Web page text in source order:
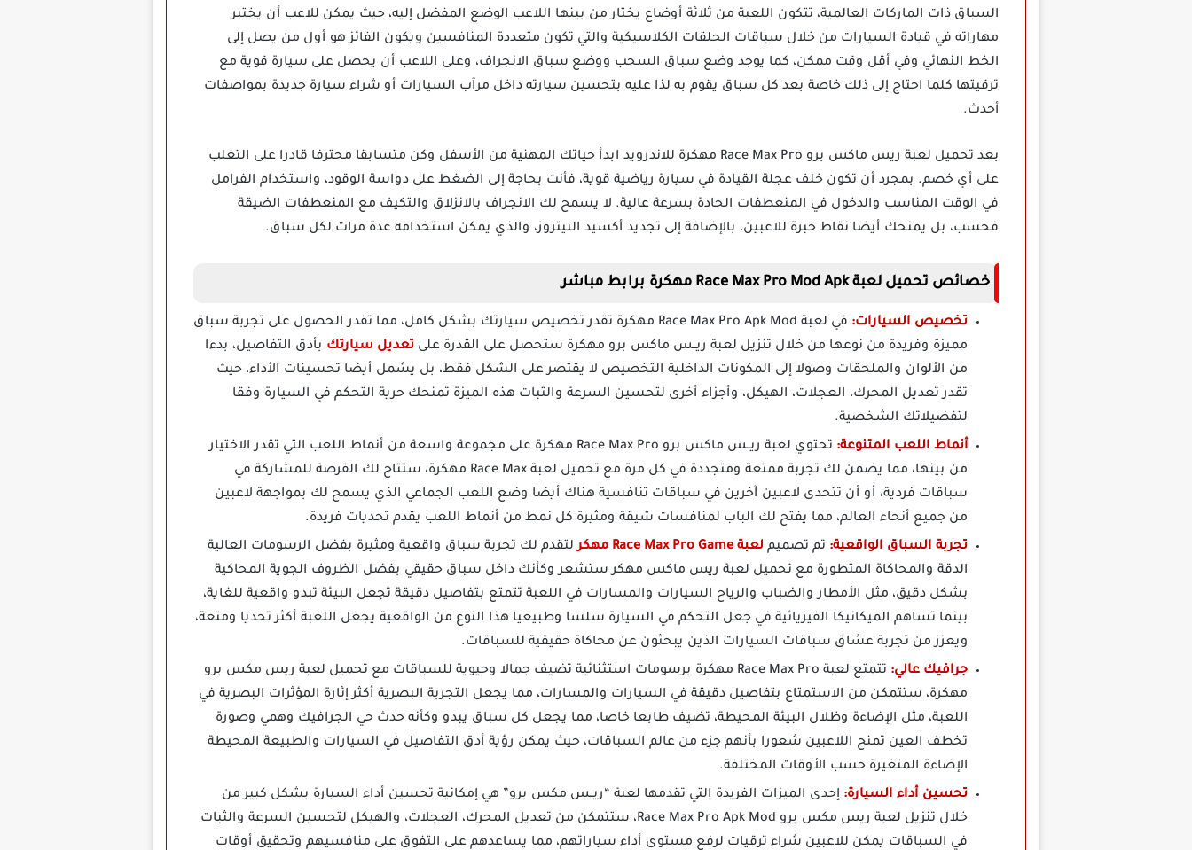
السباق ذات الماركات العالمية، تتكون اللعبة من ثلاثة أوضاع يختار من بينها اللاعب الوضع المفضل إليه، حيث يمكن للاعب أن يختبر
مهاراته في قيادة السيارات من خلال سباقات الحلقات الكلاسيكية والتي تكون متعددة المنافسين ويكون الفائز هو أول من يصل إلى
الخط النهائي وفي أقل وقت ممكن، كما يوجد وضع سباق السحب ووضع سباق الانجراف، وعلى اللاعب أن يحصل على سيارة قوية مع
ترقيتها كلما احتاج إلى ذلك خاصة بعد كل سباق يقوم به لذا عليه بتحسين سيارته داخل مرآب السيارات أو شراء سيارة جديدة بمواصفات
أحدث.
بعد تحميل لعبة ريس ماكس برو Race Max Pro مهكرة للاندرويد ابدأ حياتك المهنية من الأسفل وكن متسابقا محترفا قادرا على التغلب
على أي خصم. بمجرد أن تكون خلف عجلة القيادة في سيارة رياضية قوية، فأنت بحاجة إلى الضغط على دواسة الوقود، واستخدام الفرامل
في الوقت المناسب والدخول في المنعطفات الحادة بسرعة عالية. لا يسمح لك الانجراف بالانزلاق والتكيف مع المنعطفات الضيقة
فحسب، بل يمنحك أيضا نقاط خبرة للاعبين، بالإضافة إلى تجديد أكسيد النيتروز، والذي يمكن استخدامه عدة مرات لكل سباق.
خصائص تحميل لعبة Race Max Pro Mod Apk مهكرة برابط مباشر
تخصيص السيارات:
في لعبة Race Max Pro Apk Mod مهكرة تقدر تخصيص سيارتك بشكل كامل، مما تقدر الحصول على تجربة سباق
مميزة وفريدة من نوعها من خلال تنزيل لعبة ريــس ماكس برو مهكرة ستحصل على القدرة على تعديل سيارتك بأدق التفاصيل، بدءا
من الألوان والملحقات وصولا إلى المكونات الداخلية التخصيص لا يقتصر على الشكل فقط، بل يشمل أيضا تحسينات الأداء، حيث
تقدر تعديل المحرك، العجلات، الهيكل، وأجزاء أخرى لتحسين السرعة والثبات هذه الميزة تمنحك حرية التحكم في السيارة وفقا
لتفضيلاتك الشخصية.
أنماط اللعب المتنوعة:
تحتوي لعبة ريــس ماكس برو Race Max Pro مهكرة على مجموعة واسعة من أنماط اللعب التي تقدر الاختيار
من بينها، مما يضمن لك تجربة ممتعة ومتجددة في كل مرة مع تحميل لعبة Race Max مهكرة، ستتاح لك الفرصة للمشاركة في
سباقات فردية، أو أن تتحدى لاعبين آخرين في سباقات تنافسية هناك أيضا وضع اللعب الجماعي الذي يسمح لك بمواجهة لاعبين
من جميع أنحاء العالم، مما يفتح لك الباب لمنافسات شيقة ومثيرة كل نمط من أنماط اللعب يقدم تحديات فريدة.
تجربة السباق الواقعية: تم تصميم لعبة Race Max Pro Game مهكر
لتقدم لك تجربة سباق واقعية ومثيرة بفضل الرسومات العالية
الدقة والمحاكاة المتطورة مع تحميل لعبة ريس ماكس مهكر ستشعر وكأنك داخل سباق حقيقي بفضل الظروف الجوية المحاكية
بشكل دقيق، مثل الأمطار والضباب والرياح السيارات والمسارات في اللعبة تتمتع بتفاصيل دقيقة تجعل البيئة تبدو واقعية للغاية،
بينما تساهم الميكانيكا الفيزيائية في جعل التحكم في السيارة سلسا وطبيعيا هذا النوع من الواقعية يجعل اللعبة أكثر تحديا ومتعة،
ويعزز من تجربة عشاق سباقات السيارات الذين يبحثون عن محاكاة حقيقية للسباقات.
جرافيك عالي:
تتمتع لعبة Race Max Pro مهكرة برسومات استثنائية تضيف جمالا وحيوية للسباقات مع تحميل لعبة ريس مكس برو
مهكرة، ستتمكن من الاستمتاع بتفاصيل دقيقة في السيارات والمسارات، مما يجعل التجربة البصرية أكثر إثارة المؤثرات البصرية في
اللعبة، مثل الإضاءة وظلال البيئة المحيطة، تضيف طابعا خاصا، مما يجعل كل سباق يبدو وكأنه حدث حي الجرافيك وهمي وصورة
تخطف العين تمنح اللاعبين شعورا بأنهم جزء من عالم السباقات، حيث يمكن رؤية أدق التفاصيل في السيارات والطبيعة المحيطة
الإضاءة المتغيرة حسب الأوقات المختلفة.
تحسين أداء السيارة: إحدى الميزات الفريدة التي تقدمها لعبة “ريــس مكس برو” هي إمكانية تحسين أداء السيارة بشكل كبير من
خلال تنزيل لعبة ريس مكس برو Race Max Pro Apk Mod، ستتمكن من تعديل المحرك، العجلات، والهيكل لتحسين السرعة والثبات
في السباقات يمكن للاعبين شراء ترقيات لرفع مستوى أداء سياراتهم، مما يساعدهم على التفوق على منافسيهم وتحقيق أوقات